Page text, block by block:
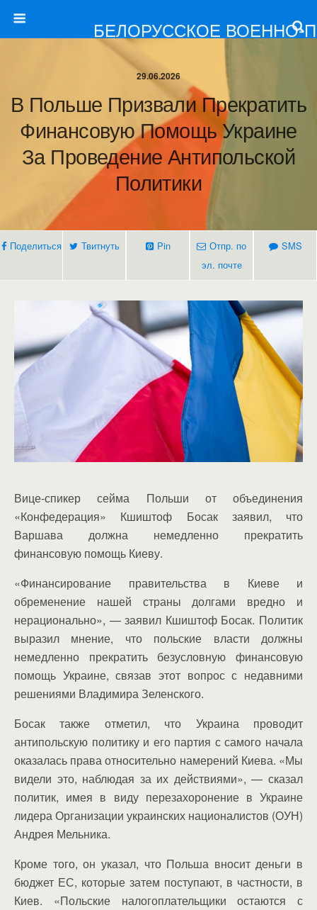
БЕЛОРУССКОЕ ВОЕННО-
29.06.2026
В Польше Призвали Прекратить
Финансовую Помощь Украине
За Проведение Антипольской
Политики
Поделиться Твитнуть Pin
Отпр. по
эл. почте
SMS
Вице-спикер сейма Польши от объединения
«Конфедерация» Кшиштоф Босак заявил, что
Варшава должна немедленно прекратить
финансовую помощь Киеву.
«Финансирование правительства в Киеве и
обременение нашей страны долгами вредно и
нерационально», — заявил Кшиштоф Босак. Политик
выразил мнение, что польские власти должны
немедленно прекратить безусловную финансовую
помощь Украине, связав этот вопрос с недавними
решениями Владимира Зеленского.
Босак также отметил, что Украина проводит
антипольскую политику и его партия с самого начала
оказалась права относительно намерений Киева. «Мы
видели это, наблюдая за их действиями», — сказал
политик, имея в виду перезахоронение в Украине
лидера Организации украинских националистов (ОУН)
Андрея Мельника.
Кроме того, он указал, что Польша вносит деньги в
бюджет ЕС, которые затем поступают, в частности, в
Киев. «Польские налогоплательщики остаются с